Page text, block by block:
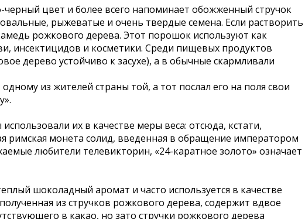
цвет и более всего напоминает обожженный стручок
рыжеватые и очень твердые семена. Если растворить
рожкового дерева. Этот порошок используют как
инсектицидов и косметики. Среди пищевых продуктов
дерево устойчиво к засухе), а в обычные скармливали
из жителей страны той, а тот послал его на поля свои
их в качестве меры веса: отсюда, кстати,
римская монета солид, введенная в обращение императором
любители телевикторин, «24-каратное золото» означает
шоколадный аромат и часто используется в качестве
из стручков рожкового дерева, содержит вдвое
в какао, но зато стручки рожкового дерева